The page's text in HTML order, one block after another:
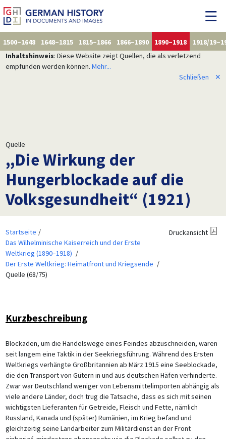
1500–1648 1648–1815 1815–1866 1866–1890 1890–1918
1918/
Inhaltshinweis: Diese Website zeigt Quellen, die als verletzend
empfunden werden können. Mehr...
Schließen
✕
Quelle
,,Die Wirkung der
Hungerblockade auf die
Volksgesundheit“ (1921)
Startseite
Das Wilhelminische Kaiserreich und der Erste
Weltkrieg (1890–1918)
Der Erste Weltkrieg: Heimatfront und Kriegsende
Quelle (68/75)
Druckansicht
Kurzbeschreibung
Blockaden, um die Handelswege eines Feindes abzuschneiden, waren
seit langem eine Taktik in der Seekriegsführung. Während des Ersten
Weltkriegs verhängte Großbritannien ab März 1915 eine Seeblockade,
die den Transport von Gütern in und aus deutschen Häfen verhinderte.
Zwar war Deutschland weniger von Lebensmittelimporten abhängig als
viele andere Länder, doch trug die Tatsache, dass es sich mit seinen
wichtigsten Lieferanten für Getreide, Fleisch und Fette, nämlich
Russland, Kanada und (später) Rumänien, im Krieg befand und
gleichzeitig seine Landarbeiter zum Militärdienst an der Front